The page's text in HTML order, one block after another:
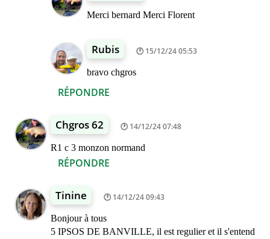
RÉPONDRE
Merci bernard Merci Florent
Rubis 15/12/24 05:53
bravo chgros
Chgros 62 14/12/24 07:48
R1 c 3 monzon normand
RÉPONDRE
Tinine 14/12/24 09:43
Bonjour à tous
5 IPSOS DE BANVILLE, il est regulier et il s'entend